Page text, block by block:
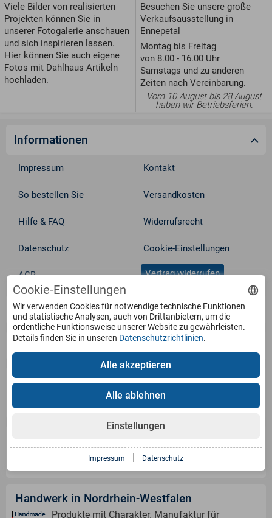
Viele Bilder von realisierten
Projekten können Sie in
unserer Fotogalerie anschauen
und sich inspirieren lassen.
Hier können Sie auch eigene
Fotos mit Dahlhaus Artikeln
hochladen.
Besuchen Sie unsere große
Verkaufsausstellung in
Ennepetal
Montag bis Freitag
von 8.00 - 16.00 Uhr
Samstags und zu anderen
Zeiten nach Vereinbarung.
Vom 10.August bis 28.August
haben wir Betriebsferien.
Informationen
Impressum Kontakt
So bestellen Sie Versandkosten
Hilfe & FAQ Widerrufsrecht
Datenschutz Cookie-Einstellungen
AGB Vertrag widerrufen
Service
Produkte
Zahlungsarten
Handwerk in Nordrhein-Westfalen
Produkte mit Charakter. Manufaktur für
Cookie-Einstellungen
Wir verwenden Cookies für notwendige technische Funktionen
und statistische Analysen, auch von Drittanbietern, um die
ordentliche Funktionsweise unserer Website zu gewährleisten.
Details finden Sie in unseren Datenschutzrichtlinien.
Einstellungen
Alle ablehnen
Alle akzeptieren
Impressum | Datenschutz